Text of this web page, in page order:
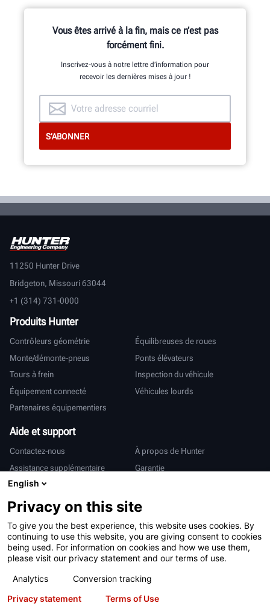
Vous êtes arrivé à la fin, mais ce n’est pas
forcément fini.
Inscrivez-vous à notre lettre d’information pour
recevoir les dernières mises à jour !
11250 Hunter Drive
Bridgeton, Missouri 63044
+1 (314) 731-0000
Produits Hunter
Contrôleurs géométrie
Équilibreuses de roues
Monte/démonte-pneus
Ponts élévateurs
Tours à frein
Inspection du véhicule
Équipement connecté
Véhicules lourds
Partenaires équipementiers
Aide et support
Contactez-nous
À propos de Hunter
Assistance supplémentaire
Garantie
International
Ventes et services
Deutsch
亨特中国
English
Privacy on this site
To give you the best experience, this website uses cookies. By
continuing to use this website, you are giving consent to cookies
being used. For information on cookies and how we use them,
please visit our privacy statement and our terms of use.
Analytics
Conversion tracking
Privacy statement
Terms of Use